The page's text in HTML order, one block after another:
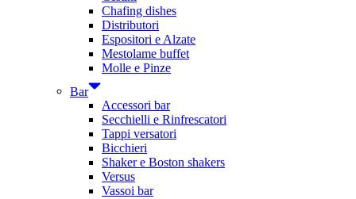
Chafing dishes
Distributori
Espositori e Alzate
Mestolame buffet
Molle e Pinze
Bar
Accessori bar
Secchielli e Rinfrescatori
Tappi versatori
Bicchieri
Shaker e Boston shakers
Versus
Vassoi bar